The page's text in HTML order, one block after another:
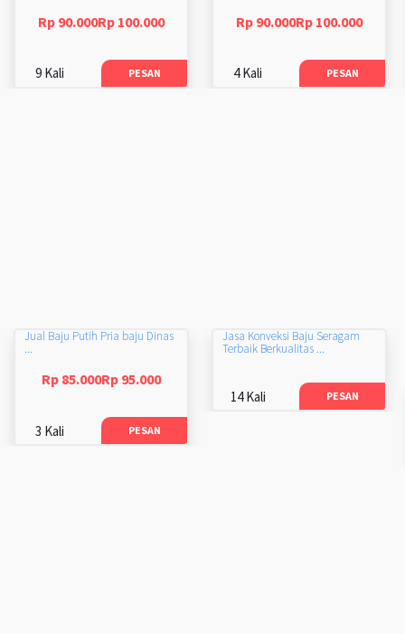
Rp 90.000Rp 100.000
9 Kali PESAN
Rp 90.000Rp 100.000
4 Kali PESAN
Jual Baju Putih Pria baju Dinas
...
Rp 85.000Rp 95.000
3 Kali PESAN
Jasa Konveksi Baju Seragam
Terbaik Berkualitas ...
14 Kali PESAN